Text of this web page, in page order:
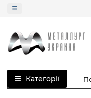
Категорії